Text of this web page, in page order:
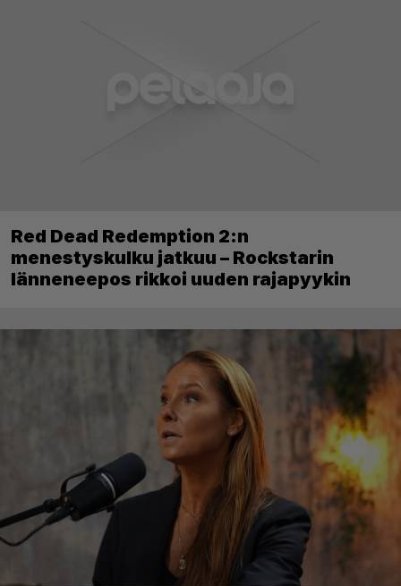
Red Dead Redemption 2:n
menestyskulku jatkuu – Rockstarin
länneneepos rikkoi uuden rajapyykin